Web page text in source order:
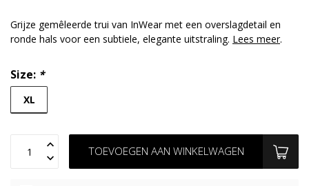
Grijze gemêleerde trui van InWear met een overslagdetail en
ronde hals voor een subtiele, elegante uitstraling. Lees meer.
Size: *
XL
TOEVOEGEN AAN WINKELWAGEN